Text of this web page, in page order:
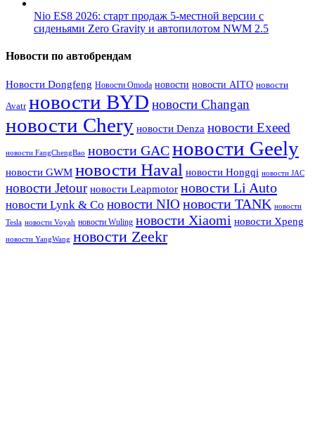
Nio ES8 2026: старт продаж 5-местной версии с
сиденьями Zero Gravity и автопилотом NWM 2.5
Новости по автобрендам
Новости Dongfeng Новости Omoda новости новости AITO новости
Avatr новости BYD новости Changan
новости Chery новости Denza новости Exeed
новости FangChengBao новости GACновости Geely
новости GWM новости Haval новости Hongqi новости JAC
новости Jetour новости Leapmotor новости Li Auto
новости Lynk & Co новости NIO новости TANK новости
Tesla новости Voyah новости Wuling новости Xiaomi новости Xpeng
новости YangWang новости Zeekr